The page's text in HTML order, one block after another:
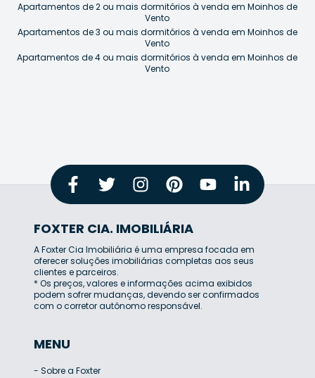
Apartamentos de 2 ou mais dormitórios à venda em Moinhos de
Vento
Apartamentos de 3 ou mais dormitórios à venda em Moinhos de
Vento
Apartamentos de 4 ou mais dormitórios à venda em Moinhos de
Vento
FOXTER CIA. IMOBILIÁRIA
A Foxter Cia Imobiliária é uma empresa focada em
oferecer soluções imobiliárias completas aos seus
clientes e parceiros.
* Os preços, valores e informações acima exibidos
podem sofrer mudanças, devendo ser confirmados
com o corretor autônomo responsável.
MENU
- Sobre a Foxter